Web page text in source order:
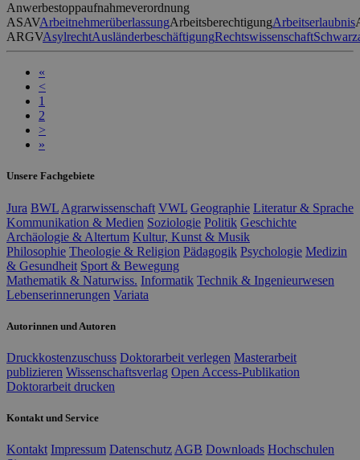
Anwerbestoppaufnahmeverordnung
ASAVArbeitnehmerüberlassungArbeitsberechtigungArbeitserlaubnis
ARGVAsylrechtAusländerbeschäftigungRechtswissenschaft
«
<
1
2
>
»
Unsere Fachgebiete
Jura BWL Agrarwissenschaft VWL Geographie Literatur & Sprache
Kommunikation & Medien Soziologie Politik Geschichte
Archäologie & Altertum Kultur, Kunst & Musik
Philosophie Theologie & Religion Pädagogik Psychologie Medizin
& Gesundheit Sport & Bewegung
Mathematik & Naturwiss. Informatik Technik & Ingenieurwesen
Lebenserinnerungen Variata
Autorinnen und Autoren
Druckkostenzuschuss Doktorarbeit verlegen Masterarbeit
publizieren Wissenschaftsverlag Open Access-Publikation
Doktorarbeit drucken
Kontakt und Service
Kontakt Impressum Datenschutz AGB Downloads Hochschulen